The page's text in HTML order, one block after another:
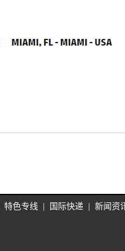
特色专线| 国际快递| 新闻资